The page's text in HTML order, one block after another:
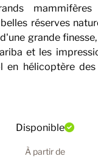
réserves
grande
et les
en hélicoptère
Disponible
À partir de